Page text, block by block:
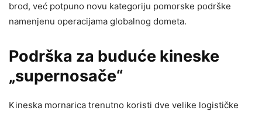
brod, već potpuno novu kategoriju pomorske podrške
namenjenu operacijama globalnog dometa.
Podrška za buduće kineske
„supernosače“
Kineska mornarica trenutno koristi dve velike logističke